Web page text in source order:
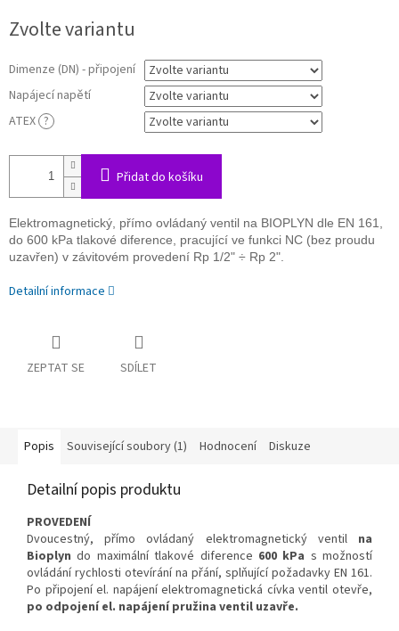
cena:
Zvolte variantu
Dimenze (DN) - připojení
Napájecí napětí
ATEX ?
Přidat do košíku
Elektromagnetický, přímo ovládaný ventil na BIOPLYN dle EN 161,
do 600 kPa tlakové diference, pracující ve funkci NC (bez proudu
uzavřen) v závitovém provedení Rp 1/2" ÷ Rp 2".
Detailní informace
ZEPTAT SE SDÍLET
Popis Související soubory (1) Hodnocení Diskuze
Detailní popis produktu
PROVEDENÍ
Dvoucestný, přímo ovládaný elektromagnetický ventil na
Bioplyn do maximální tlakové diference 600 kPa s možností
ovládání rychlosti otevírání na přání, splňující požadavky EN 161.
Po připojení el. napájení elektromagnetická cívka ventil otevře,
po odpojení el. napájení pružina ventil uzavře.